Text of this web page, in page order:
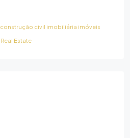
construção civil imobiliária imóveis
Real Estate